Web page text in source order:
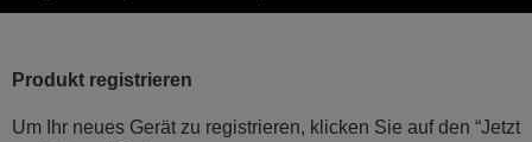
Produkt registrieren
Um Ihr neues Gerät zu registrieren, klicken Sie auf den “Jetzt